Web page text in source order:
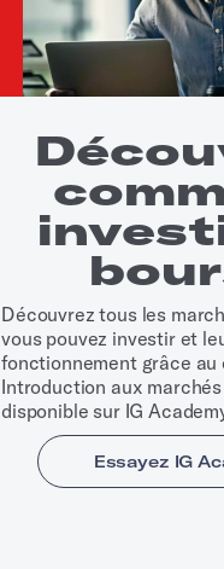
Découvrez tous les
vous pouvez investir et
fonctionnement grâce au
Introduction aux
disponible sur IG